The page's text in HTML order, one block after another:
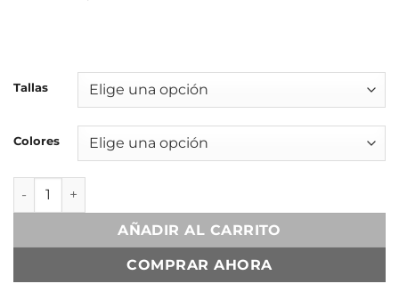
Tallas
Colores
Lizzie Plata cantidad
AÑADIR AL CARRITO
COMPRAR AHORA